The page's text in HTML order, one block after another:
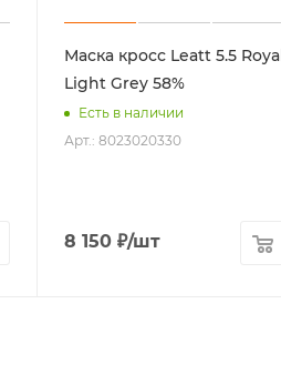
Маска кросс Leatt 5.5 Royal
Light Grey 58%
Есть в наличии
Арт.: 8023020330
8 150₽/шт